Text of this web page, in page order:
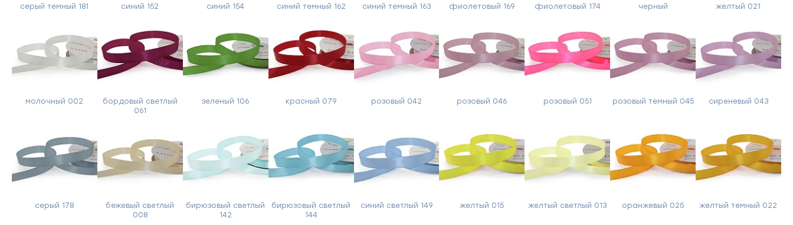
серый темный 181 синий 152 синий 154 синий темный 162 синий темный 163 фиолетовый 169 фиолетовый 174 черный желтый 021
молочный 002
бордовый светлый
061
зеленый 106 красный 079 розовый 042 розовый 046 розовый 051 розовый темный 045 сиреневый 043
серый 178
бежевый светлый
008
бирюзовый светлый
142
бирюзовый светлый
144
синий светлый 149 желтый 015 желтый светлый 013 оранжевый 025 желтый темный 022
Форма
обратной